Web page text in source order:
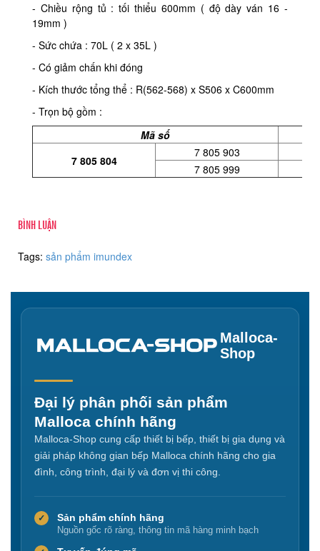
- Chiều rộng tủ : tối thiểu 600mm ( độ dày ván 16 -
19mm )
- Sức chứa : 70L ( 2 x 35L )
- Có giảm chấn khi đóng
- Kích thước tổng thể : R(562-568) x S506 x C600mm
- Trọn bộ gồm :
Mã số
7 805 804
7 805 903
7 805 999
BÌNH LUẬN
Tags: sản phẩm imundex
Malloca-
Shop
Đại lý phân phối sản phẩm
Malloca chính hãng
Malloca-Shop cung cấp thiết bị bếp, thiết bị gia dụng và
giải pháp không gian bếp Malloca chính hãng cho gia
đình, công trình, đại lý và đơn vị thi công.
✓ Sản phẩm chính hãng
Nguồn gốc rõ ràng, thông tin mã hàng minh bạch